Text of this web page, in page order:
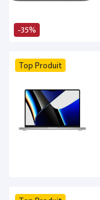
-35%
Top Produit